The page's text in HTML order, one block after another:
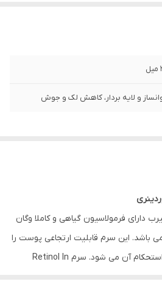
و لایه بردار، کاهش لک و جوش
دارای فرمولاسیون گیاهی و کاملا وگان
باشد. این سرم قابلیت ارتجاعی پوست را
افزایش داده و موجب بهبود استحکام آن می شود. سرم Retinol In